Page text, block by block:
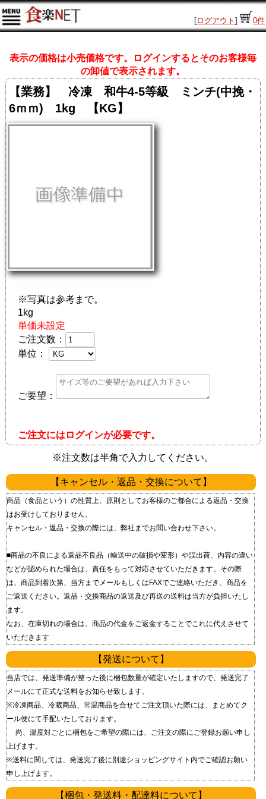
[ログアウト ] 0件
表示の価格は小売価格です。ログインするとそのお客様毎
の卸値で表示されます。
【業務】 冷凍 和牛4-5等級 ミンチ(中挽・
6ｍｍ) 1kg 【KG】
※写真は参考まで。
1kg
単価未設定
ご注文数：
単位：
ご要望：
ご注文にはログインが必要です。
※注文数は半角で入力してください。
【キャンセル・返品・交換について】
商品（食品という）の性質上、原則としてお客様のご都合による返品・交換
はお受けしておりません。
キャンセル・返品・交換の際には、弊社までお問い合わせ下さい。
■商品の不良による返品 不良品（輸送中の破損や変形）や誤出荷、内容の違い
などが認められた場合は、責任をもって対応させていただきます。 その際
は、商品到着次第、当方までメールもしくはFAXでご連絡いただき、商品を
ご返送ください。 返品・交換商品の返送及び再送の送料は当方が負担いたし
ます。
なお、在庫切れの場合は、商品の代金をご返金することでこれに代えさせて
いただきます
【発送について】
当店では、発送準備が整った後に梱包数量が確定いたしますので、発送完了
メールにて正式な送料をお知らせ致します。
※冷凍商品、冷蔵商品、常温商品を合せてご注文頂いた際には、まとめてク
ール便にて手配いたしております。
尚、温度対ごとに梱包をご希望の際には、ご注文の際にご登録お願い申し
上げます。
※送料に関しては、発送完了後に別途ショッピングサイト内でご確認お願い
申し上げます。
【梱包・発送料・配達料について】